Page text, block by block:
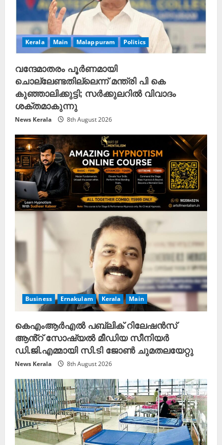
Kerala Main Malappuram Politics
വന്ദേമാതരം പൂർണമായി
ചൊല്ലേണ്ടതില്ലെന്ന് മന്ത്രി പി കെ
കുഞ്ഞാലിക്കുട്ടി; സർക്കുലറിൽ വിവാദം
ശക്തമാകുന്നു
News Kerala 8th August 2026
Business Ernakulam Kerala Main
കെഎംആർഎൽ പബ്ലിക് റിലേഷൻസ്
ആൻ്റ് സോഷ്യൽ മീഡിയ സീനിയർ
ഡി.ജി.എമ്മായി സി.ടി ജോൺ ചുമതലയേറ്റു
News Kerala 8th August 2026